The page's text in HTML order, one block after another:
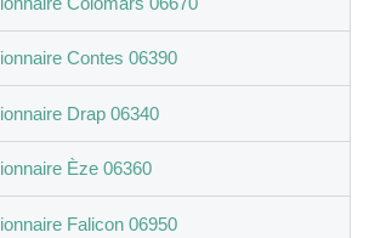
Contes 06390
Drap 06340
Èze 06360
Falicon 06950